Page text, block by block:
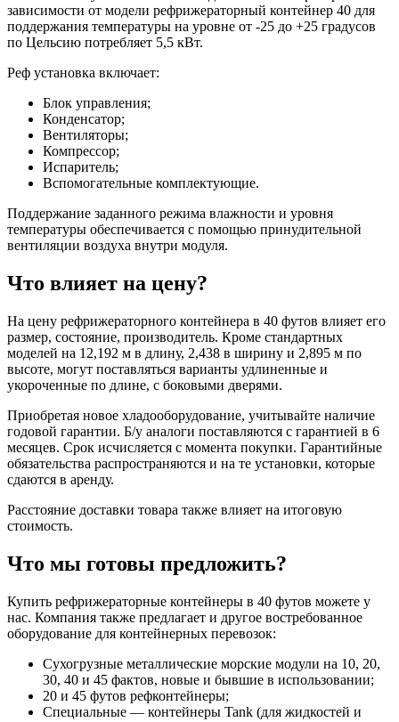
зависимости от модели рефрижераторный контейнер 40 для
поддержания температуры на уровне от -25 до +25 градусов
по Цельсию потребляет 5,5 кВт.
Реф установка включает:
Блок управления;
Конденсатор;
Вентиляторы;
Компрессор;
Испаритель;
Вспомогательные комплектующие.
Поддержание заданного режима влажности и уровня
температуры обеспечивается с помощью принудительной
вентиляции воздуха внутри модуля.
Что влияет на цену?
На цену рефрижераторного контейнера в 40 футов влияет его
размер, состояние, производитель. Кроме стандартных
моделей на 12,192 м в длину, 2,438 в ширину и 2,895 м по
высоте, могут поставляться варианты удлиненные и
укороченные по длине, с боковыми дверями.
Приобретая новое хладооборудование, учитывайте наличие
годовой гарантии. Б/у аналоги поставляются с гарантией в 6
месяцев. Срок исчисляется с момента покупки. Гарантийные
обязательства распространяются и на те установки, которые
сдаются в аренду.
Расстояние доставки товара также влияет на итоговую
стоимость.
Что мы готовы предложить?
Купить рефрижераторные контейнеры в 40 футов можете у
нас. Компания также предлагает и другое востребованное
оборудование для контейнерных перевозок:
Сухогрузные металлические морские модули на 10, 20,
30, 40 и 45 фактов, новые и бывшие в использовании;
20 и 45 футов рефконтейнеры;
Специальные — контейнеры Tank (для жидкостей и